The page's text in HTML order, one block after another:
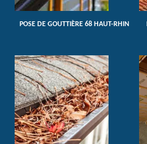
POSE DE GOUTTIÈRE 68 HAUT-RHIN